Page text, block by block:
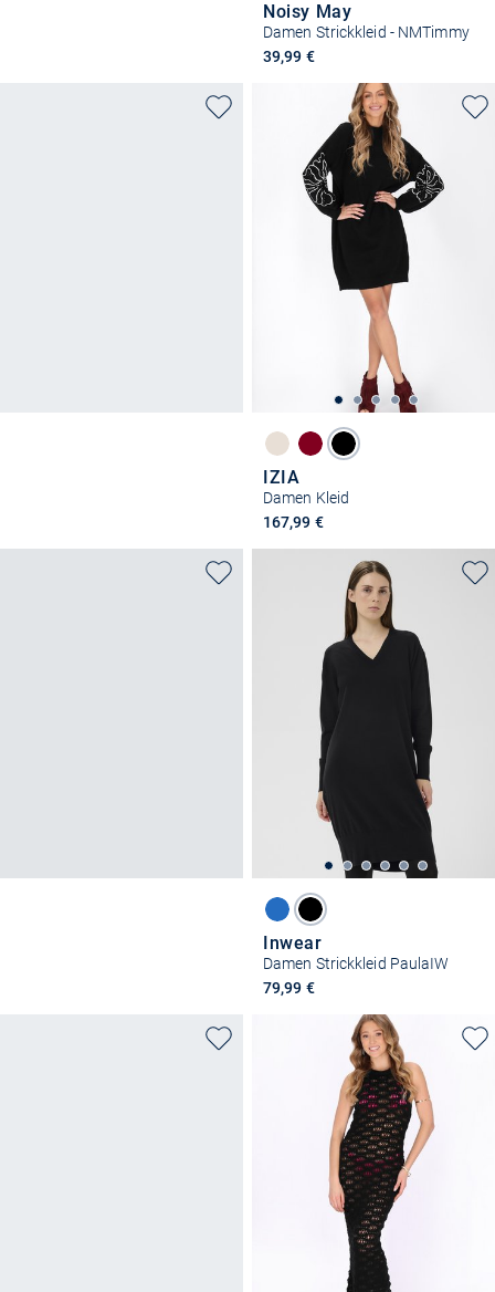
Noisy May
Damen Strickkleid - NMTimmy
39,99 €
IZIA
Damen Kleid
167,99 €
Inwear
Damen Strickkleid PaulaIW
79,99 €